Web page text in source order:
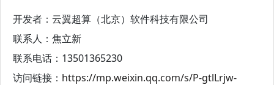
开发者：云翼超算（北京）软件科技有限公司
联系人：焦立新
联系电话：13501365230
访问链接： https://mp.weixin.qq.com/s/P-gtlLrjw-